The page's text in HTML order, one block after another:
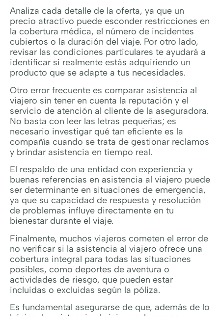
Analiza cada detalle de la oferta, ya que un
precio atractivo puede esconder restricciones en
la cobertura médica, el número de incidentes
cubiertos o la duración del viaje. Por otro lado,
revisar las condiciones particulares te ayudará a
identificar si realmente estás adquiriendo un
producto que se adapte a tus necesidades.
Otro error frecuente es comparar asistencia al
viajero sin tener en cuenta la reputación y el
servicio de atención al cliente de la aseguradora.
No basta con leer las letras pequeñas; es
necesario investigar qué tan eficiente es la
compañía cuando se trata de gestionar reclamos
y brindar asistencia en tiempo real.
El respaldo de una entidad con experiencia y
buenas referencias en asistencia al viajero puede
ser determinante en situaciones de emergencia,
ya que su capacidad de respuesta y resolución
de problemas influye directamente en tu
bienestar durante el viaje.
Finalmente, muchos viajeros cometen el error de
no verificar si la asistencia al viajero ofrece una
cobertura integral para todas las situaciones
posibles, como deportes de aventura o
actividades de riesgo, que pueden estar
incluidas o excluidas según la póliza.
Es fundamental asegurarse de que, además de lo